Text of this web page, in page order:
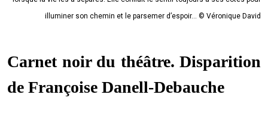
illuminer son chemin et le parsemer d’espoir... © Véronique David
Carnet noir du théâtre. Disparition
de Françoise Danell-Debauche